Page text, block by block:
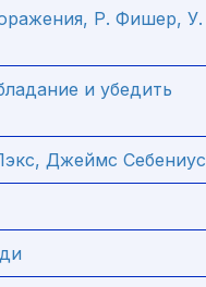
Р. Фишер, У.
и убедить
Джеймс Себениус